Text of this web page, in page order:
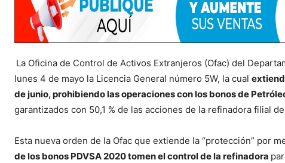
La Oficina de Control de Activos Extranjeros (Ofac) del
lunes 4 de mayo la Licencia General número 5W, la cual
de junio, prohibiendo las operaciones con los bonos de
garantizados con 50,1 % de las acciones de la refinadora filial
Esta nueva orden de la Ofac que extiende la “protección” por
de los bonos PDVSA 2020 tomen el control de la refinadora